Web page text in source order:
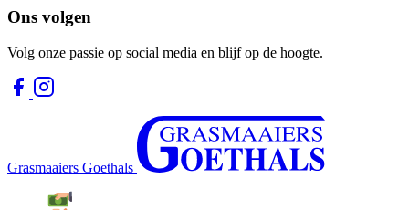
Ons volgen
Volg onze passie op social media en blijf op de hoogte.
Grasmaaiers Goethals